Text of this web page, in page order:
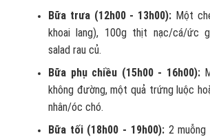
Bữa trưa (12h00 - 13h00): Một
khoai lang), 100g thịt nạc/cá/ức
salad rau củ.
Bữa phụ chiều (15h00 - 16h00):
không đường, một quả trứng luộc
nhân/óc chó.
Bữa tối (18h00 - 19h00):2 muỗng